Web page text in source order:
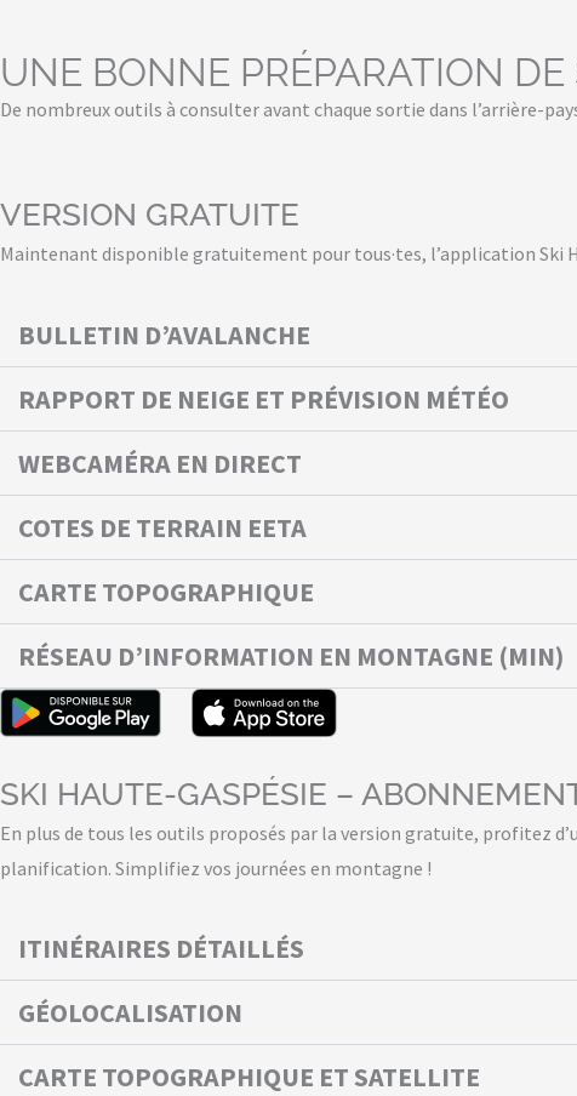
UNE BONNE PRÉPARATION DE
De nombreux outils à consulter avant chaque sortie dans l’arrière-
VERSION GRATUITE
Maintenant disponible gratuitement pour tous·tes, l’application Ski
BULLETIN D’AVALANCHE
RAPPORT DE NEIGE ET PRÉVISION MÉTÉO
WEBCAMÉRA EN DIRECT
COTES DE TERRAIN EETA
CARTE TOPOGRAPHIQUE
RÉSEAU D’INFORMATION EN MONTAGNE (MIN)
SKI HAUTE-GASPÉSIE –
En plus de tous les outils proposés par la version gratuite, profitez
planification. Simplifiez vos journées en montagne !
ITINÉRAIRES DÉTAILLÉS
GÉOLOCALISATION
CARTE TOPOGRAPHIQUE ET SATELLITE